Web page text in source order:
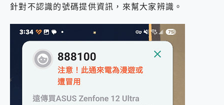
針對不認識的號碼提供資訊，來幫大家辨識。